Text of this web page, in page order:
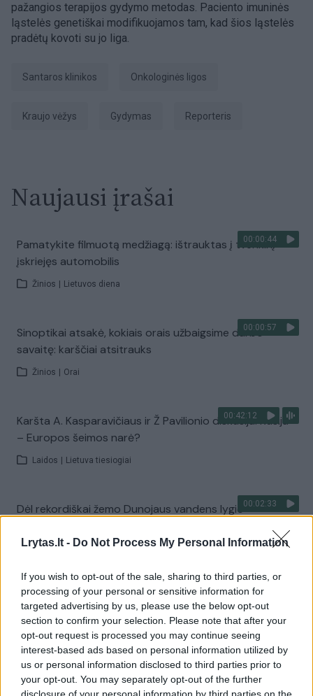
Lrytas.lt - Do Not Process My Personal Information
If you wish to opt-out of the sale, sharing to third parties, or
processing of your personal or sensitive information for
targeted advertising by us, please use the below opt-out
section to confirm your selection. Please note that after your
opt-out request is processed you may continue seeing
interest-based ads based on personal information utilized by
us or personal information disclosed to third parties prior to
your opt-out. You may separately opt-out of the further
pažangios terapijos gydymo metodas. Paciento imuninės
ląstelės genetiškai modifikuojamos tam, kad šios ląstelės
pradėtų kovoti su jo liga.
Santaros klinikos onkologinės ligos
kraujo vėžys gydymas Reporteris
Naujausi įrašai
00:00:44
Pamatykite filmuotą medžiagą: ištrauktas į tvenkinį
įskriejęs automobilis
Žinios Lietuvos diena
00:00:57
Sinoptikai atsakė, kokiais orais užbaigsime darbo
savaitę: karščiai atsitrauks
Žinios Orai
00:42:12
Karšta A. Kasparavičiaus ir Ž Pavilionio diskusija: Rusija
– Europos šeimos narė?
Laidos Lietuva tiesiogiai
00:02:33
Dėl rekordiškai žemo Dunojaus vandens lygio –
Žinios | Pasaulis
Visi įrašai
Žiūrimiausi įrašai